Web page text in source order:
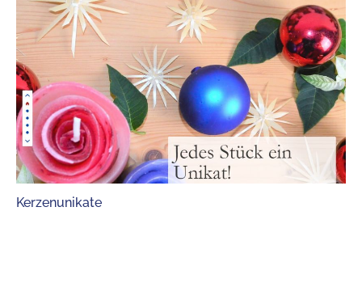
Kerzenunikate